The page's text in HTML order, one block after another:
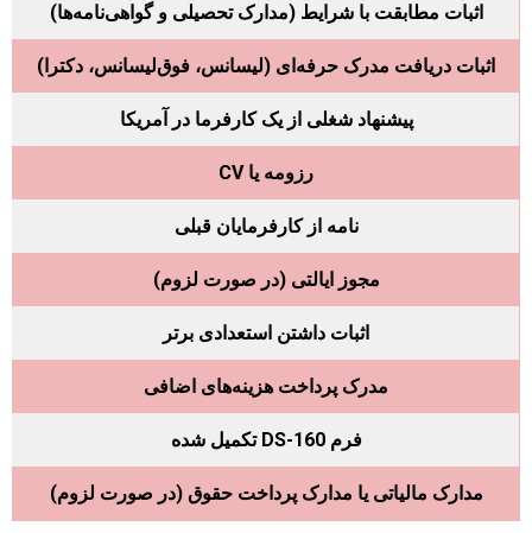
اثبات مطابقت با شرایط (مدارک تحصیلی و گواهی‌نامه‌ها)
اثبات دریافت مدرک حرفه‌ای (لیسانس، فوق‌لیسانس، دکترا)
پیشنهاد شغلی از یک کارفرما در آمریکا
رزومه یا CV
نامه از کارفرمایان قبلی
مجوز ایالتی (در صورت لزوم)
اثبات داشتن استعدادی برتر
مدرک پرداخت هزینه‌های اضافی
فرم DS-160 تکمیل شده
مدارک مالیاتی یا مدارک پرداخت حقوق (در صورت لزوم)